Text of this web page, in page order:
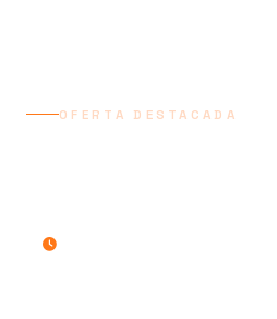
OFERTA DESTACADA